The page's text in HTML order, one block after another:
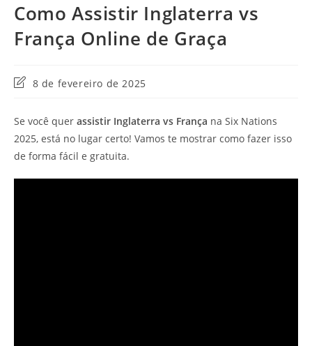
Como Assistir Inglaterra vs
França Online de Graça
Última
post:
8 de fevereiro de 2025
Se você quer assistir Inglaterra vs França na Six Nations
2025, está no lugar certo! Vamos te mostrar como fazer isso
de forma fácil e gratuita.